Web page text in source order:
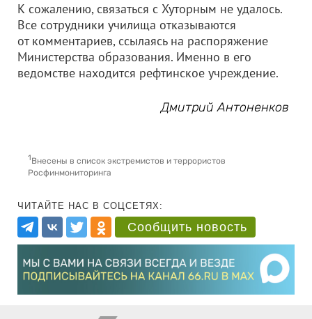
К сожалению, связаться с Хуторным не удалось.
Все сотрудники училища отказываются
от комментариев, ссылаясь на распоряжение
Министерства образования. Именно в его
ведомстве находится рефтинское учреждение.
Дмитрий Антоненков
1Внесены в список экстремистов и террористов
Росфинмониторинга
ЧИТАЙТЕ НАС В СОЦСЕТЯХ:
Сообщить новость